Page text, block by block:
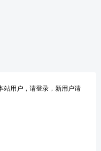
站用户，请登录，新用户请